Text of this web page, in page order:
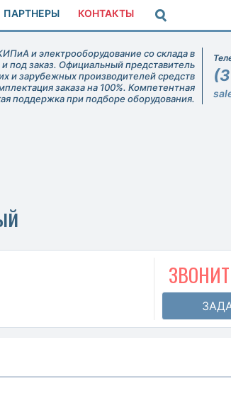
ПАРТНЕРЫ КОНТАКТЫ
и электрооборудование со склада в
под заказ. Официальный представитель
и зарубежных производителей средств
заказа на 100%. Компетентная
поддержка при подборе оборудования.